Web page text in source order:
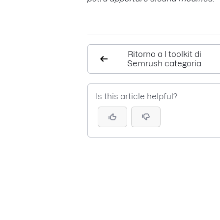
Ritorno a I toolkit di
Semrush categoria
Is this article helpful?